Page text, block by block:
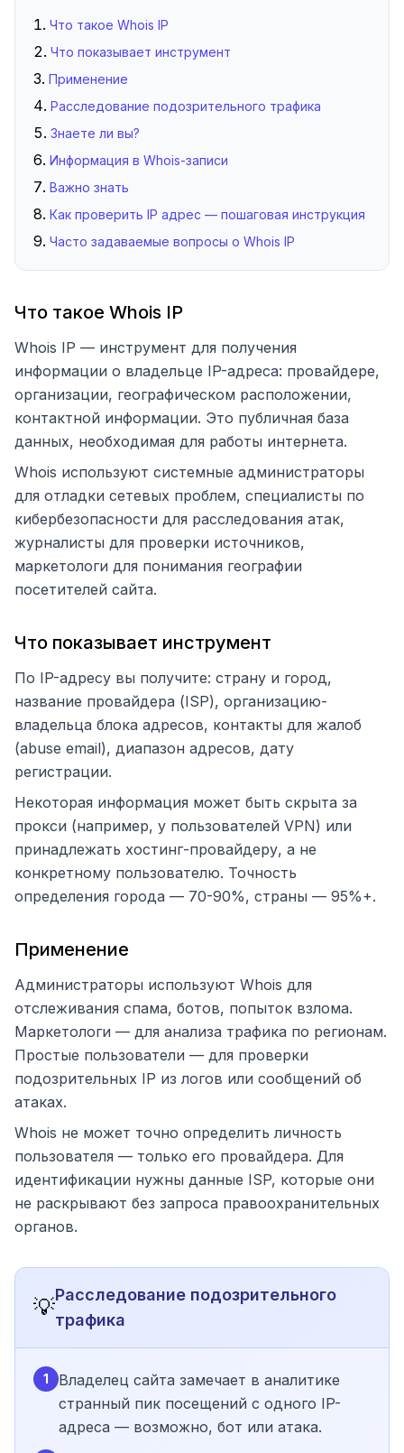
Что такое Whois IP
Что показывает инструмент
Применение
Расследование подозрительного трафика
Знаете ли вы?
Информация в Whois-записи
Важно знать
Как проверить IP адрес — пошаговая инструкция
Часто задаваемые вопросы о Whois IP
Что такое Whois IP
Whois IP — инструмент для получения
информации о владельце IP-адреса: провайдере,
организации, географическом расположении,
контактной информации. Это публичная база
данных, необходимая для работы интернета.
Whois используют системные администраторы
для отладки сетевых проблем, специалисты по
кибербезопасности для расследования атак,
журналисты для проверки источников,
маркетологи для понимания географии
посетителей сайта.
Что показывает инструмент
По IP-адресу вы получите: страну и город,
название провайдера (ISP), организацию-
владельца блока адресов, контакты для жалоб
(abuse email), диапазон адресов, дату
регистрации.
Некоторая информация может быть скрыта за
прокси (например, у пользователей VPN) или
принадлежать хостинг-провайдеру, а не
конкретному пользователю. Точность
определения города — 70-90%, страны — 95%+.
Применение
Администраторы используют Whois для
отслеживания спама, ботов, попыток взлома.
Маркетологи — для анализа трафика по регионам.
Простые пользователи — для проверки
подозрительных IP из логов или сообщений об
атаках.
Whois не может точно определить личность
пользователя — только его провайдера. Для
идентификации нужны данные ISP, которые они
не раскрывают без запроса правоохранительных
органов.
💡Расследование подозрительного
трафика
1
Владелец сайта замечает в аналитике
странный пик посещений с одного IP-
адреса — возможно, бот или атака.